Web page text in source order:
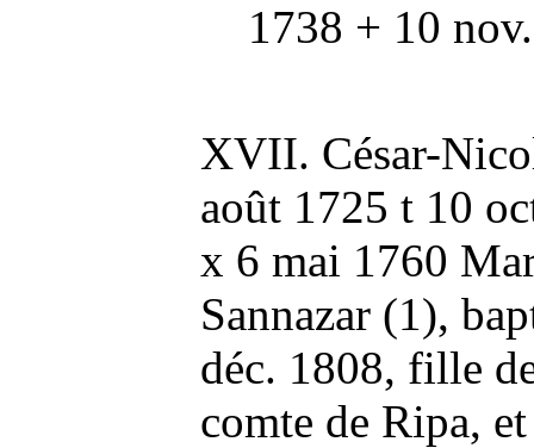
1738 + 10
XVII. César-
août 1725 t 10
x 6 mai 1760
Sannazar (1),
déc. 1808, fille
comte de Ripa, et